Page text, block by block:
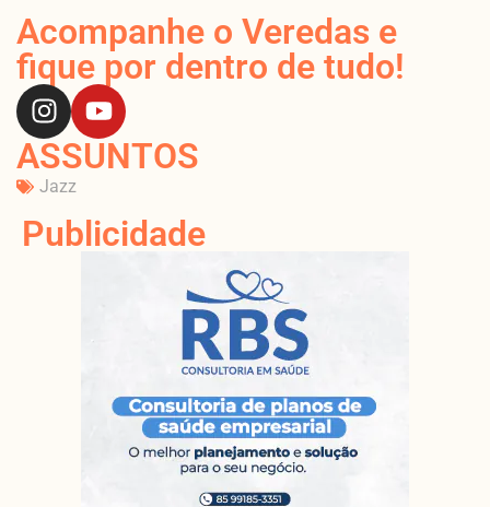
Acompanhe o Veredas e
fique por dentro de tudo!
ASSUNTOS
Jazz
Publicidade